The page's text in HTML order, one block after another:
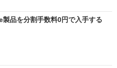
品を分割手数料0円で入手する